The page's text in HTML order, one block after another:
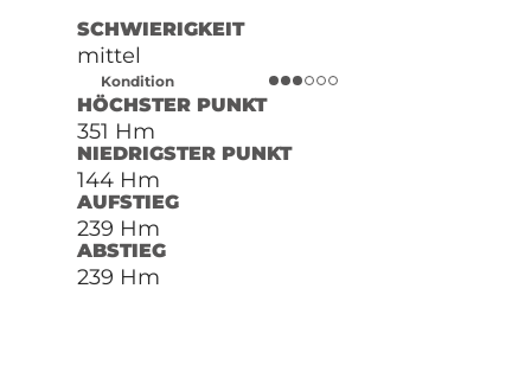
SCHWIERIGKEIT
mittel
Kondition
HÖCHSTER PUNKT
351 Hm
NIEDRIGSTER PUNKT
144 Hm
AUFSTIEG
239 Hm
ABSTIEG
239 Hm